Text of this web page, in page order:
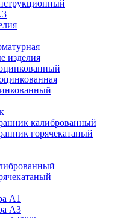
изделия
калиброванный
горячекатаный
А1
А3